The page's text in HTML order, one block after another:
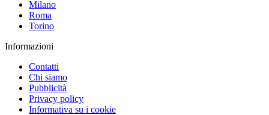
Milano
Roma
Torino
Informazioni
Contatti
Chi siamo
Pubblicità
Privacy policy
Informativa su i cookie